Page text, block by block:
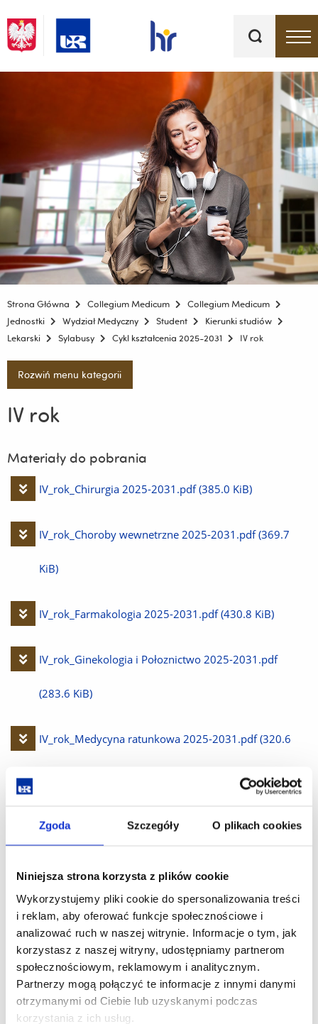
Zgoda Szczegóły O plikach cookies
Niniejsza strona korzysta z plików cookie
Wykorzystujemy pliki cookie do spersonalizowania treści
i reklam, aby oferować funkcje społecznościowe i
analizować ruch w naszej witrynie. Informacje o tym, jak
korzystasz z naszej witryny, udostępniamy partnerom
społecznościowym, reklamowym i analitycznym.
Partnerzy mogą połączyć te informacje z innymi danymi
otrzymanymi od Ciebie lub uzyskanymi podczas
korzystania z ich usług.
kluczowe
Strona Główna Collegium Medicum
Collegium Medicum
Jednostki
Wydział Medyczny Student
Kierunki studiów
Lekarski
Sylabusy Cykl kształcenia 2025-2031 IV rok
Rozwiń menu kategorii
IV rok
Materiały do pobrania
Pobierz
IV_rok_Chirurgia 2025-2031.pdf (385.0 KiB)
Pobierz
plik
IV_rok_Choroby wewnetrzne 2025-2031.pdf (369.7
KiB)
Pobierz
IV_rok_Farmakologia 2025-2031.pdf (430.8 KiB)
Pobierz
plik
IV_rok_Ginekologia i Połoznictwo 2025-2031.pdf
(283.6 KiB)
Pobierz
IV_rok_Medycyna ratunkowa 2025-2031.pdf (320.6
Pobierz
IV_rok_Medycyna rodzinna 2025-2031.pdf (397.0 KiB)
plik
Pobierz
IV_rok_Okulistyka 2025-2031.pdf (268.8 KiB)
Pobierz
plik
IV_rok_Ortopedia i traumatologia narzadu ruchu 2025-
2031.pdf (257.8 KiB)